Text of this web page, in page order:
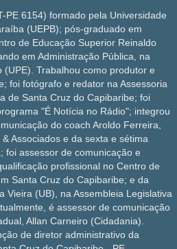
PE 6154) formado pela Universidade
(UEPB); pós-graduado em
de Educação Superior Reinaldo
em Administração Pública, na
(UPE). Trabalhou como produtor e
foi fotógrafo e redator na Assessoria
de Santa Cruz do Capibaribe; foi
"É Notícia no Rádio"; integrou
do coach Aroldo Ferreira,
Associados e da sexta e sétima
foi assessor de comunicação e
profissional no Centro de
Santa Cruz do Capibaribe; e da
Vieira (UB), na Assembleia Legislativa
é assessor de comunicação
Allan Carneiro (Cidadania).
de diretor administrativo da